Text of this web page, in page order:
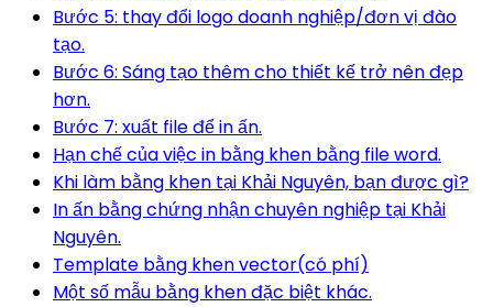
Bước 5: thay đổi logo doanh nghiệp/đơn vị đào
tạo.
Bước 6: Sáng tạo thêm cho thiết kế trở nên đẹp
hơn.
Bước 7: xuất file để in ấn.
Hạn chế của việc in bằng khen bằng file word.
Khi làm bằng khen tại Khải Nguyên, bạn được gì?
In ấn bằng chứng nhận chuyên nghiệp tại Khải
Nguyên.
Template bằng khen vector(có phí)
Một số mẫu bằng khen đặc biệt khác.